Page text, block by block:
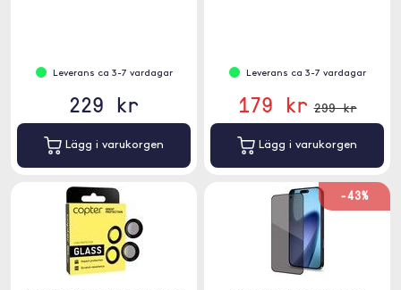
Leverans ca 3-7 vardagar
229 kr
Lägg i varukorgen
Leverans ca 3-7 vardagar
179 kr 299 kr
Lägg i varukorgen
-43%